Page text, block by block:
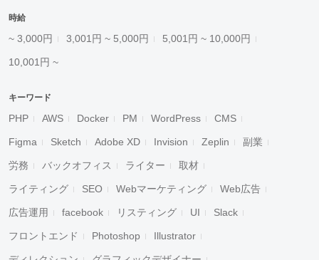
時給
~ 3,000円 3,001円 ~ 5,000円 5,001円 ~ 10,000円
10,001円 ~
キーワード
PHP AWS Docker PM WordPress CMS
Figma Sketch Adobe XD Invision Zeplin 副業
労務 バックオフィス ライター 取材
ライティング SEO Webマーケティング Web広告
広告運用 facebook リスティング UI Slack
フロントエンド Photoshop Illustrator